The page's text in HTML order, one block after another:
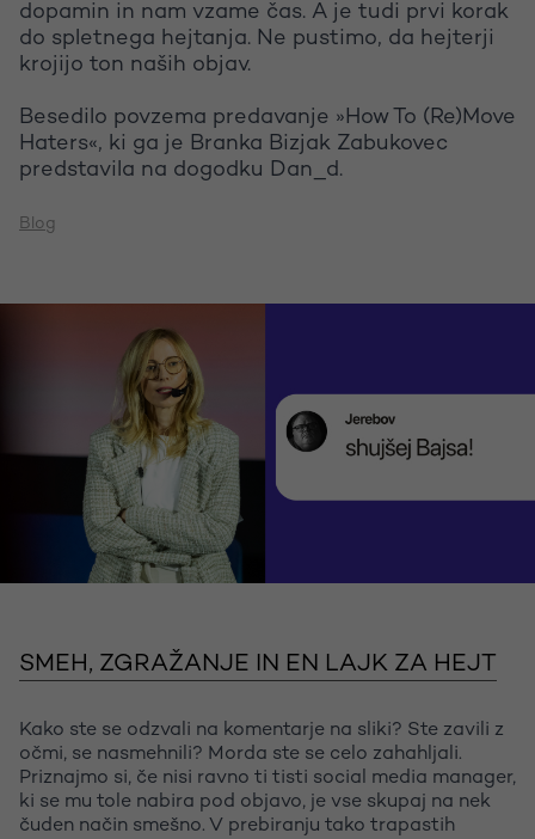
dopamin in nam vzame čas. A je tudi prvi korak
do spletnega hejtanja. Ne pustimo, da hejterji
krojijo ton naših objav.
Besedilo povzema predavanje »How To (Re)Move
Haters«, ki ga je Branka Bizjak Zabukovec
predstavila na dogodku Dan_d.
Blog
SMEH, ZGRAŽANJE IN EN LAJK ZA HEJT
Kako ste se odzvali na komentarje na sliki? Ste zavili z
očmi, se nasmehnili? Morda ste se celo zahahljali.
Priznajmo si, če nisi ravno ti tisti social media manager,
ki se mu tole nabira pod objavo, je vse skupaj na nek
čuden način smešno. V prebiranju tako trapastih